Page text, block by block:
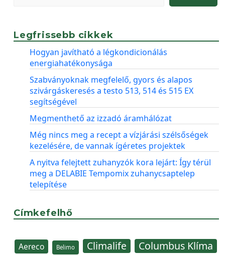
Legfrissebb cikkek
Hogyan javítható a légkondicionálás
energiahatékonysága
Szabványoknak megfelelő, gyors és alapos
szivárgáskeresés a testo 513, 514 és 515 EX
segítségével
Megmenthető az izzadó áramhálózat
Még nincs meg a recept a vízjárási szélsőségek
kezelésére, de vannak ígéretes projektek
A nyitva felejtett zuhanyzók kora lejárt: Így térül
meg a DELABIE Tempomix zuhanycsaptelep
telepítése
Címkefelhő
Aereco Belimo Climalife Columbus Klíma